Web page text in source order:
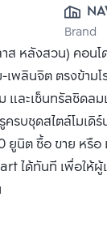
Brand
หลังสวน) คอนโ
ลินจิต ตรงข้ามโร
ละเซ็นทรัลชิดลมเ
รบชุดสไตล์โมเดิร์
นิต ซื้อ ขาย หรือ
ได้ทันที เพื่อให้ผู้เ